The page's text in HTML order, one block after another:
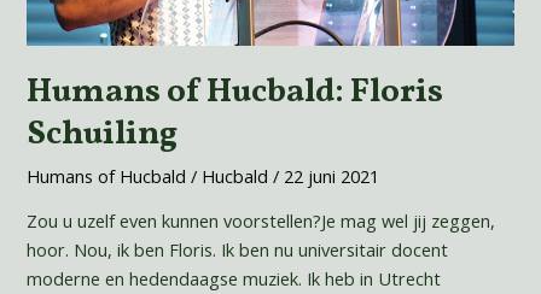
Humans of Hucbald: Floris
Schuiling
Humans of Hucbald / Hucbald/ 22 juni 2021
Zou u uzelf even kunnen voorstellen?Je mag wel jij zeggen,
hoor. Nou, ik ben Floris. Ik ben nu universitair docent
moderne en hedendaagse muziek. Ik heb in Utrecht